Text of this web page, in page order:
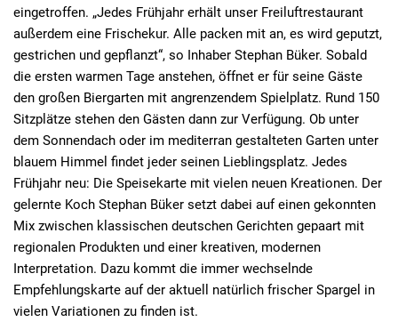
eingetroffen. „Jedes Frühjahr erhält unser Freiluftrestaurant
außerdem eine Frischekur. Alle packen mit an, es wird geputzt,
gestrichen und gepflanzt“, so Inhaber Stephan Büker. Sobald
die ersten warmen Tage anstehen, öffnet er für seine Gäste
den großen Biergarten mit angrenzendem Spielplatz. Rund 150
Sitzplätze stehen den Gästen dann zur Verfügung. Ob unter
dem Sonnendach oder im mediterran gestalteten Garten unter
blauem Himmel findet jeder seinen Lieblingsplatz. Jedes
Frühjahr neu: Die Speisekarte mit vielen neuen Kreationen. Der
gelernte Koch Stephan Büker setzt dabei auf einen gekonnten
Mix zwischen klassischen deutschen Gerichten gepaart mit
regionalen Produkten und einer kreativen, modernen
Interpretation. Dazu kommt die immer wechselnde
Empfehlungskarte auf der aktuell natürlich frischer Spargel in
vielen Variationen zu finden ist.